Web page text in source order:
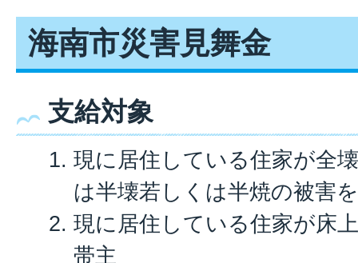
海南市災害見舞金
支給対象
現に居住している住家が全
は半壊若しくは半焼の被害
現に居住している住家が床
帯主